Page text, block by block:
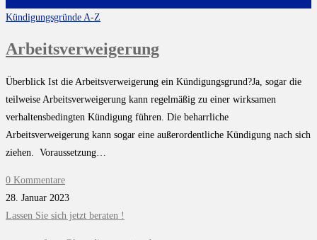
Kündigungsgründe A-Z
Arbeitsverweigerung
Überblick Ist die Arbeitsverweigerung ein Kündigungsgrund?Ja, sogar die
teilweise Arbeitsverweigerung kann regelmäßig zu einer wirksamen
verhaltensbedingten Kündigung führen. Die beharrliche
Arbeitsverweigerung kann sogar eine außerordentliche Kündigung nach sich
ziehen. Voraussetzung…
0 Kommentare
28. Januar 2023
Lassen Sie sich jetzt beraten !